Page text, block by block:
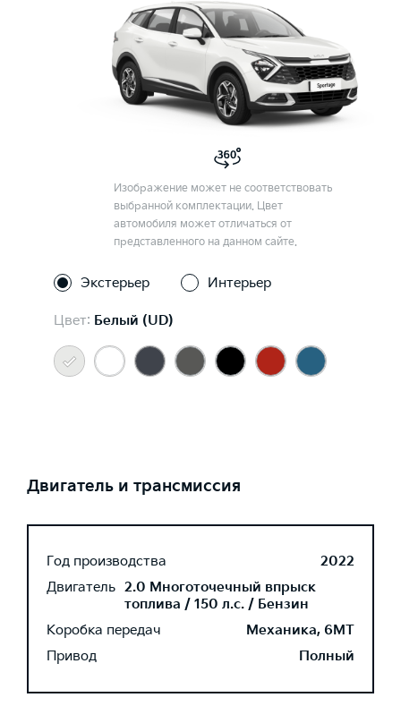
Изображение может не соответствовать
выбранной комплектации. Цвет
автомобиля может отличаться от
представленного на данном сайте.
Экстерьер Интерьер
Цвет: Белый (UD)
Двигатель и трансмиссия
Год производства
2022
Двигатель 2.0 Многоточечный впрыск
топлива / 150 л.с. / Бензин
Коробка передач
Механика, 6MT
Привод
Полный